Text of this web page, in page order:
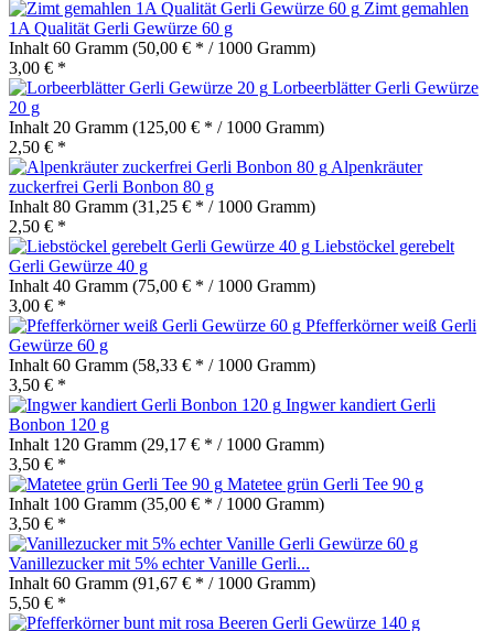
Zimt gemahlen
1A Qualität Gerli Gewürze 60 g
Inhalt 60 Gramm (50,00 € * / 1000 Gramm)
3,00 € *
Lorbeerblätter Gerli Gewürze
20 g
Inhalt 20 Gramm (125,00 € * / 1000 Gramm)
2,50 € *
Alpenkräuter
zuckerfrei Gerli Bonbon 80 g
Inhalt 80 Gramm (31,25 € * / 1000 Gramm)
2,50 € *
Liebstöckel gerebelt
Gerli Gewürze 40 g
Inhalt 40 Gramm (75,00 € * / 1000 Gramm)
3,00 € *
Pfefferkörner weiß Gerli
Gewürze 60 g
Inhalt 60 Gramm (58,33 € * / 1000 Gramm)
3,50 € *
Ingwer kandiert Gerli
Bonbon 120 g
Inhalt 120 Gramm (29,17 € * / 1000 Gramm)
3,50 € *
Matetee grün Gerli Tee 90 g
Inhalt 100 Gramm (35,00 € * / 1000 Gramm)
3,50 € *
Vanillezucker mit 5% echter Vanille Gerli...
Inhalt 60 Gramm (91,67 € * / 1000 Gramm)
5,50 € *